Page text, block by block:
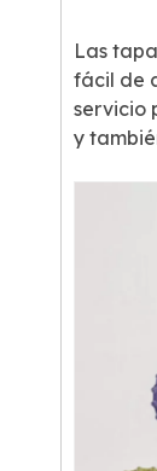
Las
fácil de
servicio
y